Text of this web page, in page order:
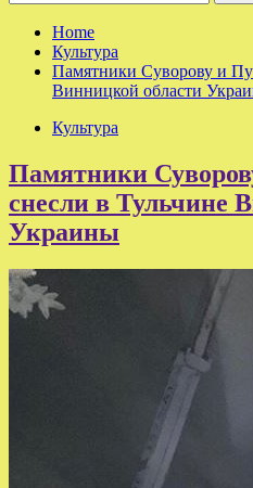
Home
Культура
Памятники Суворову и
Винницкой области
Культура
Памятники
снесли в Тульчине
Украины